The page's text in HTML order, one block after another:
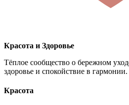
Красота и Здоровье
Тёплое сообщество о бережном
здоровье и спокойствие в гармонии.
Красота